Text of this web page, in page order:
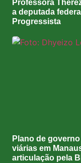
Professora
a deputada
Progressista
Plano de
viárias em
articulação pela